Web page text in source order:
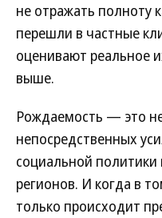
не отражать полноту
перешли в частные
оценивают реальное
выше.
Рождаемость — это
непосредственных
социальной политики
регионов. И когда в
только происходит